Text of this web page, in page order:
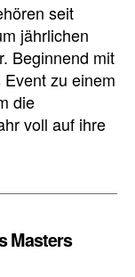
seit
jährlichen
Beginnend mit
zu einem
die
voll auf ihre
Masters